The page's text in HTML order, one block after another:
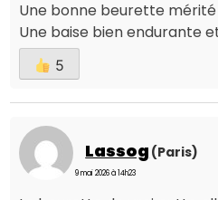
Une bonne beurette
Une baise bien endurante
5
Lassog (Paris)
9 mai 2026 à 14h23